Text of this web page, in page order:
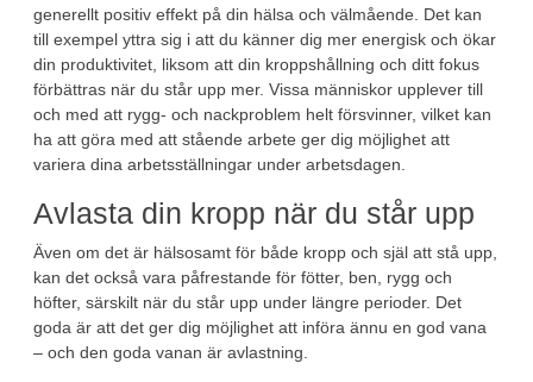
generellt positiv effekt på din hälsa och välmående. Det kan
till exempel yttra sig i att du känner dig mer energisk och ökar
din produktivitet, liksom att din kroppshållning och ditt fokus
förbättras när du står upp mer. Vissa människor upplever till
och med att rygg- och nackproblem helt försvinner, vilket kan
ha att göra med att stående arbete ger dig möjlighet att
variera dina arbetsställningar under arbetsdagen.
Avlasta din kropp när du står upp
Även om det är hälsosamt för både kropp och själ att stå upp,
kan det också vara påfrestande för fötter, ben, rygg och
höfter, särskilt när du står upp under längre perioder. Det
goda är att det ger dig möjlighet att införa ännu en god vana
– och den goda vanan är avlastning.